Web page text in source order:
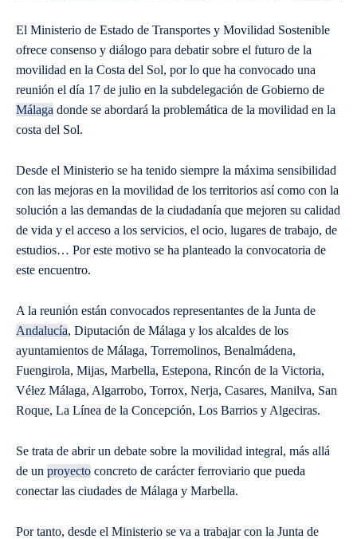
El Ministerio de Estado de Transportes y Movilidad Sostenible
ofrece consenso y diálogo para debatir sobre el futuro de la
movilidad en la Costa del Sol, por lo que ha convocado una
reunión el día 17 de julio en la subdelegación de Gobierno de
Málaga donde se abordará la problemática de la movilidad en la
costa del Sol.
Desde el Ministerio se ha tenido siempre la máxima sensibilidad
con las mejoras en la movilidad de los territorios así como con la
solución a las demandas de la ciudadanía que mejoren su calidad
de vida y el acceso a los servicios, el ocio, lugares de trabajo, de
estudios… Por este motivo se ha planteado la convocatoria de
este encuentro.
A la reunión están convocados representantes de la Junta de
Andalucía, Diputación de Málaga y los alcaldes de los
ayuntamientos de Málaga, Torremolinos, Benalmádena,
Fuengirola, Mijas, Marbella, Estepona, Rincón de la Victoria,
Vélez Málaga, Algarrobo, Torrox, Nerja, Casares, Manilva, San
Roque, La Línea de la Concepción, Los Barrios y Algeciras.
Se trata de abrir un debate sobre la movilidad integral, más allá
de un proyecto concreto de carácter ferroviario que pueda
conectar las ciudades de Málaga y Marbella.
Por tanto, desde el Ministerio se va a trabajar con la Junta de